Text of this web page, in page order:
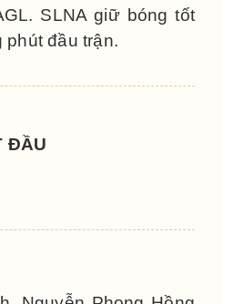
SLNA giữ bóng tốt
phút đầu trận.
ĐẦU